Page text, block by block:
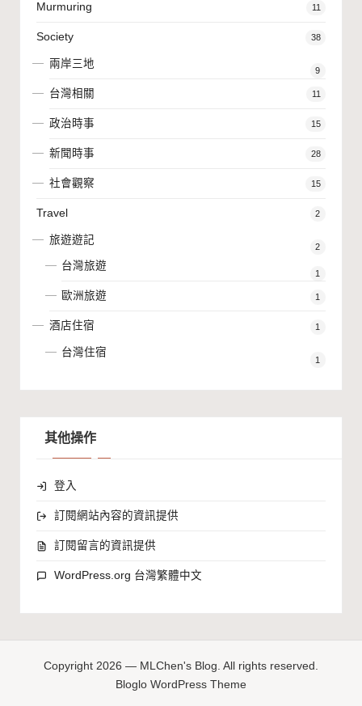
Murmuring 11
Society 38
兩岸三地
9
台灣相關 11
政治時事 15
新聞時事 28
社會觀察 15
Travel 2
旅遊遊記
2
台灣旅遊
1
歐洲旅遊 1
酒店住宿 1
台灣住宿
1
其他操作
登入
訂閱網站內容的資訊提供
訂閱留言的資訊提供
WordPress.org 台灣繁體中文
Copyright 2026 — MLChen's Blog. All rights reserved.
Bloglo WordPress Theme